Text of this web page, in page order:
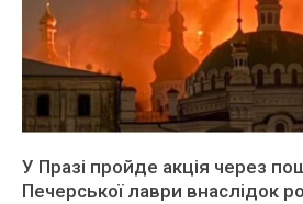
У Празі пройде акція через
Печерської лаври внаслідок